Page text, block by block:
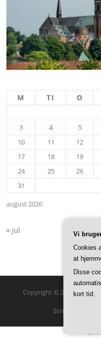
august 2026
M TI O
3
4 5
10
11 12
17
18 19
24
25 26
31
« jul
Copyright © 2026 Visit
Screenr parallax
CVR
Vi
Cookies
at
Disse
kort tid.